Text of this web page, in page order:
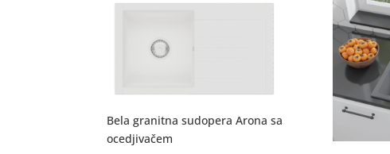
Bela granitna sudopera Arona sa
ocedjivačem